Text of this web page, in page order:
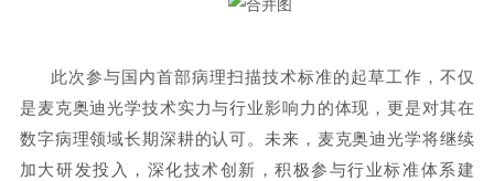
此次参与国内首部病理扫描技术标准的起草工作，不仅
是麦克奥迪光学技术实力与行业影响力的体现，更是对其在
数字病理领域长期深耕的认可。未来，麦克奥迪光学将继续
加大研发投入，深化技术创新，积极参与行业标准体系建